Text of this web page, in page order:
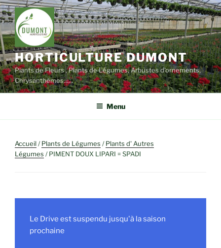
Aller
au
contenu
principal
HORTICULTURE DUMONT
Plants de Fleurs , Plants de Légumes, Arbustes d'ornements,
Chrysanthèmes……
Menu
Accueil/Plants de Légumes /Plants d' Autres
Légumes / PIMENT DOUX LIPARI = SPADI
Le Drive est suspendu jusqu'à la saison
prochaine